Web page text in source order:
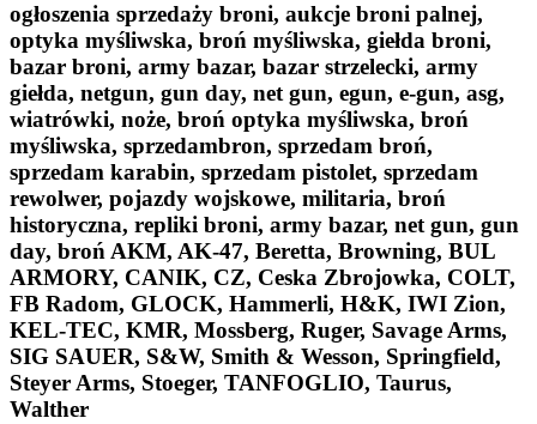
ogłoszenia sprzedaży broni, aukcje broni palnej,
optyka myśliwska, broń myśliwska, giełda broni,
bazar broni, army bazar, bazar strzelecki, army
giełda, netgun, gun day, net gun, egun, e-gun, asg,
wiatrówki, noże, broń optyka myśliwska, broń
myśliwska, sprzedambron, sprzedam broń,
sprzedam karabin, sprzedam pistolet, sprzedam
rewolwer, pojazdy wojskowe, militaria, broń
historyczna, repliki broni, army bazar, net gun, gun
day, broń AKM, AK-47, Beretta, Browning, BUL
ARMORY, CANIK, CZ, Ceska Zbrojowka, COLT,
FB Radom, GLOCK, Hammerli, H&K, IWI Zion,
KEL-TEC, KMR, Mossberg, Ruger, Savage Arms,
SIG SAUER, S&W, Smith & Wesson, Springfield,
Steyer Arms, Stoeger, TANFOGLIO, Taurus,
Walther